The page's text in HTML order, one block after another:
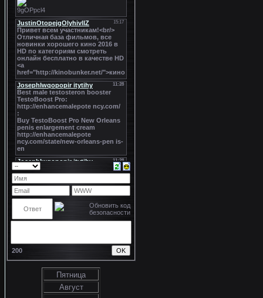
200
Пятница
Август